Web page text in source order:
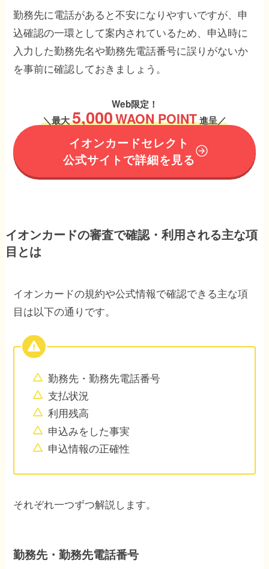
勤務先に電話があると不安になりやすいですが、申
込確認の一環として案内されているため、申込時に
入力した勤務先名や勤務先電話番号に誤りがないか
を事前に確認しておきましょう。
Web限定！
＼最大5,000WAON POINT進呈／
イオンカードセレクト
公式サイトで詳細を見る
イオンカードの審査で確認・利用される主な項
目とは
イオンカードの規約や公式情報で確認できる主な項
目は以下の通りです。
勤務先・勤務先電話番号
支払状況
利用残高
申込みをした事実
申込情報の正確性
それぞれ一つずつ解説します。
勤務先・勤務先電話番号